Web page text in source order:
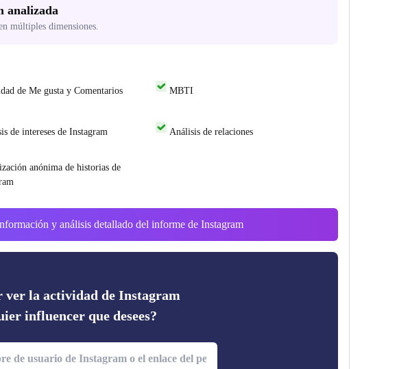
analizada
múltiples dimensiones.
de Me gusta y Comentarios MBTI
de intereses de Instagram Análisis de relaciones
anónima de historias de
y análisis detallado del informe de Instagram
ver la actividad de Instagram
influencer que desees?